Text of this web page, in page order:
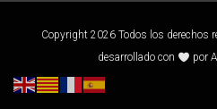
Copyright 2026 Todos los derechos
desarrollado con
por